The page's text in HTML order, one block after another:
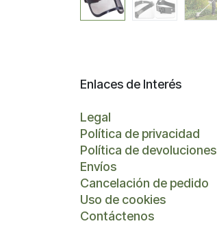
Enlaces de Interés
Legal
Política de privacidad
Política de devoluciones
Envíos
Cancelación de pedido
Uso de cookies
Contáctenos